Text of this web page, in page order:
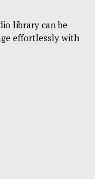
library can be
effortlessly with